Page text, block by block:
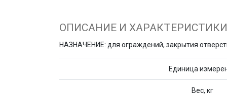
ОПИСАНИЕ И ХАРАКТЕРИСТИКИ
НАЗНАЧЕНИЕ: для ограждений, закрытия
Единица
Вес, кг